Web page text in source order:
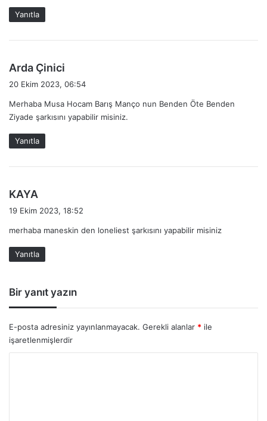
k
i
Yanıtla
Arda Çinici
k
20 Ekim 2023, 06:54
Merhaba Musa Hocam Barış Manço nun Benden Öte Benden
Ziyade şarkısını yapabilir misiniz.
Yanıtla
KAYA
i
k
i
19 Ekim 2023, 18:52
merhaba maneskin den loneliest şarkısını yapabilir misiniz
Yanıtla
Bir yanıt yazın
E-posta adresiniz yayınlanmayacak. Gerekli alanlar * ile
işaretlenmişlerdir